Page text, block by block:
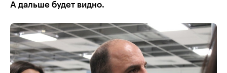
А дальше будет видно.